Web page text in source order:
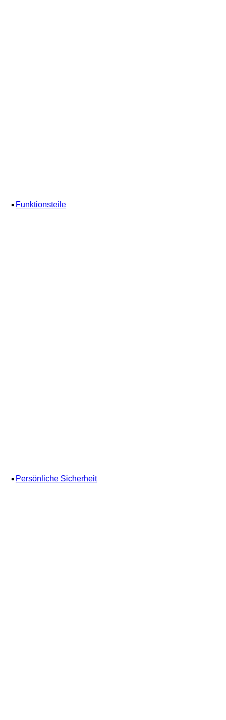
Funktionsteile
Persönliche Sicherheit